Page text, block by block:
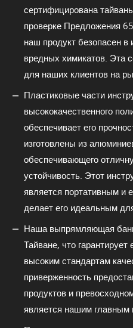
сертифицирована
проверке Предложения
наш продукт безопасен в
вредных химикатов. Эта
для наших клиентов на
Пластиковые части
высококачественного
обеспечивает его
изготовлены из
обеспечивающего
устойчивость. Этот
является портативным и
делает его идеальным
Наша выпрямляющая
Тайване, что
высоким стандартам
приверженность
продуктов и
является нашим главным